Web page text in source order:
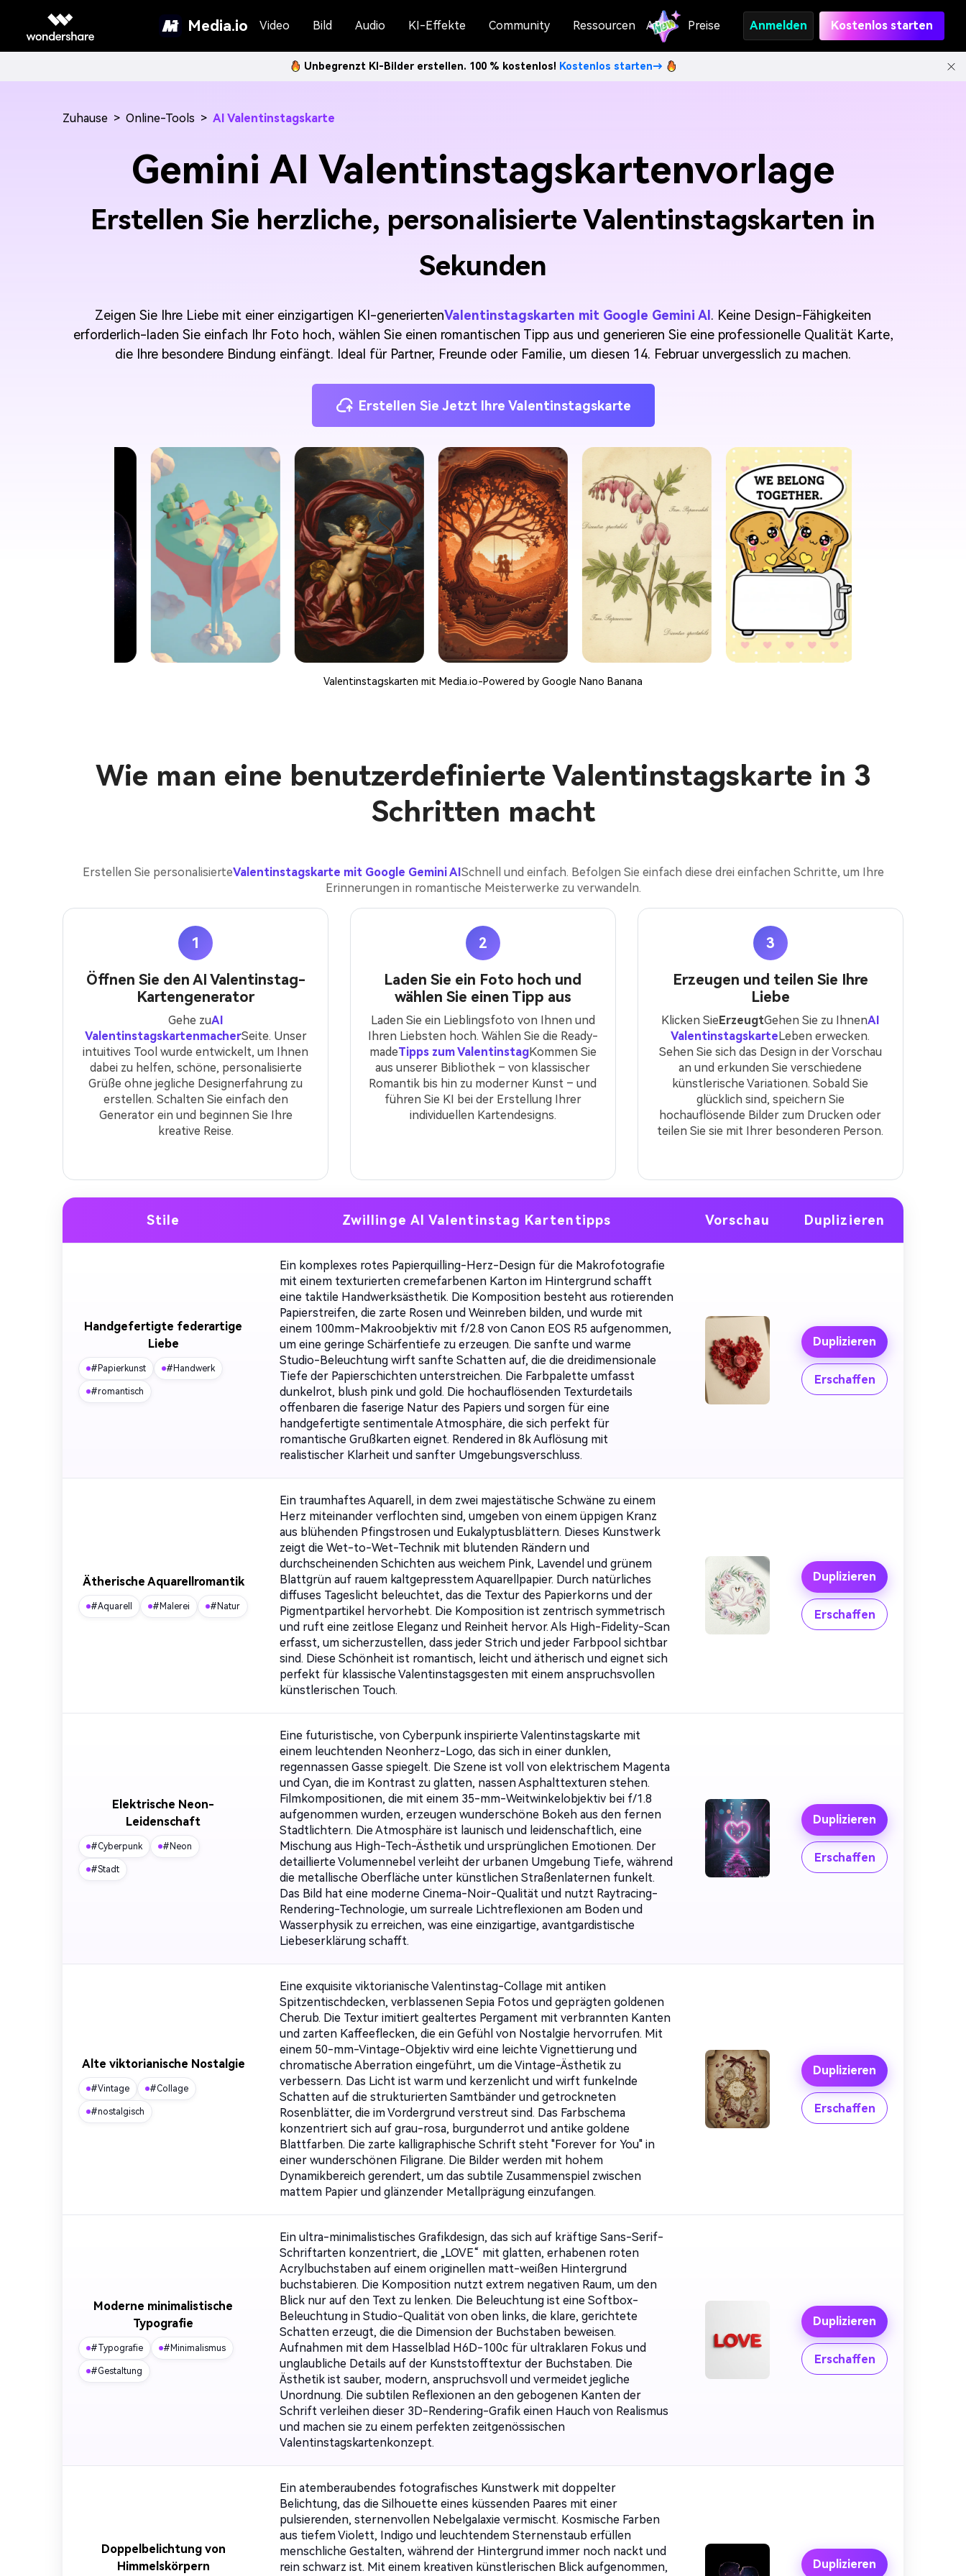
Media.io Video Bild Audio KI-Effekte Community Ressourcen API Preise Anmelden Kostenlos starten
Unbegrenzt KI-Bilder erstellen. 100 % kostenlos! Kostenlos starten→
Zuhause > Online-Tools > AI Valentinstagskarte
Gemini AI Valentinstagskartenvorlage
Erstellen Sie herzliche, personalisierte Valentinstagskarten in
Sekunden
Zeigen Sie Ihre Liebe mit einer einzigartigen KI-generiertenValentinstagskarten mit Google Gemini AI . Keine Design-Fähigkeiten
erforderlich-laden Sie einfach Ihr Foto hoch, wählen Sie einen romantischen Tipp aus und generieren Sie eine professionelle Qualität Karte,
die Ihre besondere Bindung einfängt. Ideal für Partner, Freunde oder Familie, um diesen 14. Februar unvergesslich zu machen.
Erstellen Sie Jetzt Ihre Valentinstagskarte
Valentinstagskarten mit Media.io-Powered by Google Nano Banana
Wie man eine benutzerdefinierte Valentinstagskarte in 3
Schritten macht
Erstellen Sie personalisierteValentinstagskarte mit Google Gemini AISchnell und einfach. Befolgen Sie einfach diese drei einfachen Schritte, um Ihre
Erinnerungen in romantische Meisterwerke zu verwandeln.
1
Öffnen Sie den AI Valentinstag-
Kartengenerator
Gehe zuAI
ValentinstagskartenmacherSeite. Unser
intuitives Tool wurde entwickelt, um Ihnen
dabei zu helfen, schöne, personalisierte
Grüße ohne jegliche Designerfahrung zu
erstellen. Schalten Sie einfach den
Generator ein und beginnen Sie Ihre
kreative Reise.
2
Laden Sie ein Foto hoch und
wählen Sie einen Tipp aus
Laden Sie ein Lieblingsfoto von Ihnen und
Ihren Liebsten hoch. Wählen Sie die Ready-
madeTipps zum ValentinstagKommen Sie
aus unserer Bibliothek – von klassischer
Romantik bis hin zu moderner Kunst – und
führen Sie KI bei der Erstellung Ihrer
individuellen Kartendesigns.
3
Erzeugen und teilen Sie Ihre
Liebe
Klicken SieErzeugtGehen Sie zu IhnenAI
ValentinstagskarteLeben erwecken.
Sehen Sie sich das Design in der Vorschau
an und erkunden Sie verschiedene
künstlerische Variationen. Sobald Sie
glücklich sind, speichern Sie
hochauflösende Bilder zum Drucken oder
teilen Sie sie mit Ihrer besonderen Person.
Stile Zwillinge AI Valentinstag Kartentipps Vorschau Duplizieren
Handgefertigte federartige
Liebe
#Papierkunst #Handwerk
#romantisch
Ein komplexes rotes Papierquilling-Herz-Design für die Makrofotografie
mit einem texturierten cremefarbenen Karton im Hintergrund schafft
eine taktile Handwerksästhetik. Die Komposition besteht aus rotierenden
Papierstreifen, die zarte Rosen und Weinreben bilden, und wurde mit
einem 100mm-Makroobjektiv mit f/2.8 von Canon EOS R5 aufgenommen,
um eine geringe Schärfentiefe zu erzeugen. Die sanfte und warme
Studio-Beleuchtung wirft sanfte Schatten auf, die die dreidimensionale
Tiefe der Papierschichten unterstreichen. Die Farbpalette umfasst
dunkelrot, blush pink und gold. Die hochauflösenden Texturdetails
offenbaren die faserige Natur des Papiers und sorgen für eine
handgefertigte sentimentale Atmosphäre, die sich perfekt für
romantische Grußkarten eignet. Rendered in 8k Auflösung mit
realistischer Klarheit und sanfter Umgebungsverschluss.
Duplizieren
Erschaffen
Ätherische Aquarellromantik
#Aquarell #Malerei #Natur
Ein traumhaftes Aquarell, in dem zwei majestätische Schwäne zu einem
Herz miteinander verflochten sind, umgeben von einem üppigen Kranz
aus blühenden Pfingstrosen und Eukalyptusblättern. Dieses Kunstwerk
zeigt die Wet-to-Wet-Technik mit blutenden Rändern und
durchscheinenden Schichten aus weichem Pink, Lavendel und grünem
Blattgrün auf rauem kaltgepresstem Aquarellpapier. Durch natürliches
diffuses Tageslicht beleuchtet, das die Textur des Papierkorns und der
Pigmentpartikel hervorhebt. Die Komposition ist zentrisch symmetrisch
und ruft eine zeitlose Eleganz und Reinheit hervor. Als High-Fidelity-Scan
erfasst, um sicherzustellen, dass jeder Strich und jeder Farbpool sichtbar
sind. Diese Schönheit ist romantisch, leicht und ätherisch und eignet sich
perfekt für klassische Valentinstagsgesten mit einem anspruchsvollen
künstlerischen Touch.
Duplizieren
Erschaffen
Elektrische Neon-
Leidenschaft
#Cyberpunk #Neon
#Stadt
Eine futuristische, von Cyberpunk inspirierte Valentinstagskarte mit
einem leuchtenden Neonherz-Logo, das sich in einer dunklen,
regennassen Gasse spiegelt. Die Szene ist voll von elektrischem Magenta
und Cyan, die im Kontrast zu glatten, nassen Asphalttexturen stehen.
Filmkompositionen, die mit einem 35-mm-Weitwinkelobjektiv bei f/1.8
aufgenommen wurden, erzeugen wunderschöne Bokeh aus den fernen
Stadtlichtern. Die Atmosphäre ist launisch und leidenschaftlich, eine
Mischung aus High-Tech-Ästhetik und ursprünglichen Emotionen. Der
detaillierte Volumennebel verleiht der urbanen Umgebung Tiefe, während
die metallische Oberfläche unter künstlichen Straßenlaternen funkelt.
Das Bild hat eine moderne Cinema-Noir-Qualität und nutzt Raytracing-
Rendering-Technologie, um surreale Lichtreflexionen am Boden und
Wasserphysik zu erreichen, was eine einzigartige, avantgardistische
Liebeserklärung schafft.
Duplizieren
Erschaffen
Alte viktorianische Nostalgie
#Vintage #Collage
#nostalgisch
Eine exquisite viktorianische Valentinstag-Collage mit antiken
Spitzentischdecken, verblassenen Sepia Fotos und geprägten goldenen
Cherub. Die Textur imitiert gealtertes Pergament mit verbrannten Kanten
und zarten Kaffeeflecken, die ein Gefühl von Nostalgie hervorrufen. Mit
einem 50-mm-Vintage-Objektiv wird eine leichte Vignettierung und
chromatische Aberration eingeführt, um die Vintage-Ästhetik zu
verbessern. Das Licht ist warm und kerzenlicht und wirft funkelnde
Schatten auf die strukturierten Samtbänder und getrockneten
Rosenblätter, die im Vordergrund verstreut sind. Das Farbschema
konzentriert sich auf grau-rosa, burgunderrot und antike goldene
Blattfarben. Die zarte kalligraphische Schrift steht "Forever for You" in
einer wunderschönen Filigrane. Die Bilder werden mit hohem
Dynamikbereich gerendert, um das subtile Zusammenspiel zwischen
mattem Papier und glänzender Metallprägung einzufangen.
Duplizieren
Erschaffen
Moderne minimalistische
Typografie
#Typografie #Minimalismus
#Gestaltung
Ein ultra-minimalistisches Grafikdesign, das sich auf kräftige Sans-Serif-
Schriftarten konzentriert, die „LOVE“ mit glatten, erhabenen roten
Acrylbuchstaben auf einem originellen matt-weißen Hintergrund
buchstabieren. Die Komposition nutzt extrem negativen Raum, um den
Blick nur auf den Text zu lenken. Die Beleuchtung ist eine Softbox-
Beleuchtung in Studio-Qualität von oben links, die klare, gerichtete
Schatten erzeugt, die die Dimension der Buchstaben beweisen.
Aufnahmen mit dem Hasselblad H6D-100c für ultraklaren Fokus und
unglaubliche Details auf der Kunststofftextur der Buchstaben. Die
Ästhetik ist sauber, modern, anspruchsvoll und vermeidet jegliche
Unordnung. Die subtilen Reflexionen an den gebogenen Kanten der
Schrift verleihen dieser 3D-Rendering-Grafik einen Hauch von Realismus
und machen sie zu einem perfekten zeitgenössischen
Valentinstagskartenkonzept.
Duplizieren
Erschaffen
Doppelbelichtung von
Himmelskörpern
Ein atemberaubendes fotografisches Kunstwerk mit doppelter
Belichtung, das die Silhouette eines küssenden Paares mit einer
pulsierenden, sternenvollen Nebelgalaxie vermischt. Kosmische Farben
aus tiefem Violett, Indigo und leuchtendem Sternenstaub erfüllen
menschliche Gestalten, während der Hintergrund immer noch nackt und
rein schwarz ist. Mit einem kreativen künstlerischen Blick aufgenommen,
Duplizieren